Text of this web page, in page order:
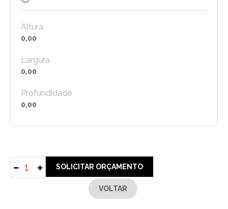
Largura
0,00
Profundidade
0,00
Altura
0,00
SOLICITAR ORÇAMENTO
VOLTAR